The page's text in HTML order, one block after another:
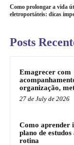
Como prolongar a vida
eletroportáteis: dicas
Posts
Emagrecer com
organização,
27 de July de 2026
Como aprender
plano de
rotina